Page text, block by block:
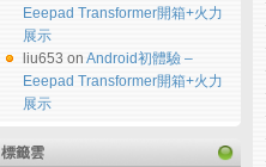
Eeepad Transformer開箱+火力
展示
liu653 on Android初體驗 –
Eeepad Transformer開箱+火力
展示
標籤雲